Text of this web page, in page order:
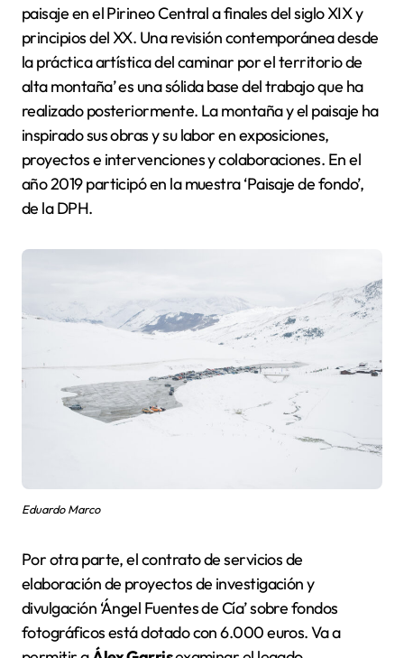
paisaje en el Pirineo Central a finales del siglo XIX y
principios del XX. Una revisión contemporánea desde
la práctica artística del caminar por el territorio de
alta montaña’ es una sólida base del trabajo que ha
realizado posteriormente. La montaña y el paisaje ha
inspirado sus obras y su labor en exposiciones,
proyectos e intervenciones y colaboraciones. En el
año 2019 participó en la muestra ‘Paisaje de fondo’,
de la DPH.
Eduardo Marco
Por otra parte, el contrato de servicios de
elaboración de proyectos de investigación y
divulgación ‘Ángel Fuentes de Cía’ sobre fondos
fotográficos está dotado con 6.000 euros. Va a